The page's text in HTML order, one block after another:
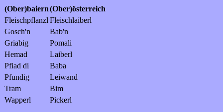
(Ober)baiern(Ober)österreich
Fleischpflanzl Fleischlaiberl
Gosch'n
Bab'n
Griabig
Pomali
Hemad
Laiberl
Pfiad di
Baba
Pfundig
Leiwand
Tram
Bim
Wapperl
Pickerl